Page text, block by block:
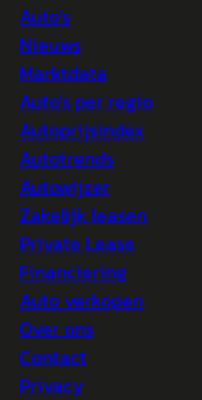
Auto's
Nieuws
Marktdata
Auto's per regio
Autoprijsindex
Autotrends
Autowijzer
Zakelijk leasen
Private Lease
Financiering
Auto verkopen
Over ons
Contact
Privacy